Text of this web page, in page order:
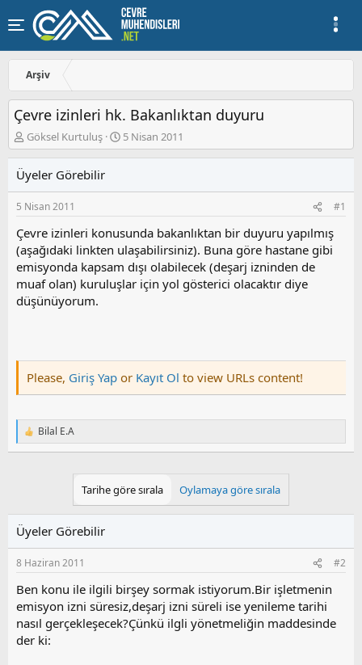
Arşiv
Çevre izinleri hk. Bakanlıktan duyuru
K
o
u
y
u
a
ş
l
a
t
a
Göksel Kurtuluş
B
a
a
ı
ç
t
a
5 Nisan 2011
Üyeler Görebilir
5 Nisan 2011 #1
Çevre izinleri konusunda bakanlıktan bir duyuru yapılmış
(aşağıdaki linkten ulaşabilirsiniz). Buna göre hastane gibi
emisyonda kapsam dışı olabilecek (deşarj izninden de
muaf olan) kuruluşlar için yol gösterici olacaktır diye
düşünüyorum.
Please, Giriş Yap or Kayıt Ol to view URLs content!
T
e
e
r
:
Bilal E.A
Tarihe göre sırala Oylamaya göre sırala
Üyeler Görebilir
8 Haziran 2011 #2
Ben konu ile ilgili birşey sormak istiyorum.Bir işletmenin
emisyon izni süresiz,deşarj izni süreli ise yenileme tarihi
nasıl gerçekleşecek?Çünkü ilgli yönetmeliğin maddesinde
der ki: